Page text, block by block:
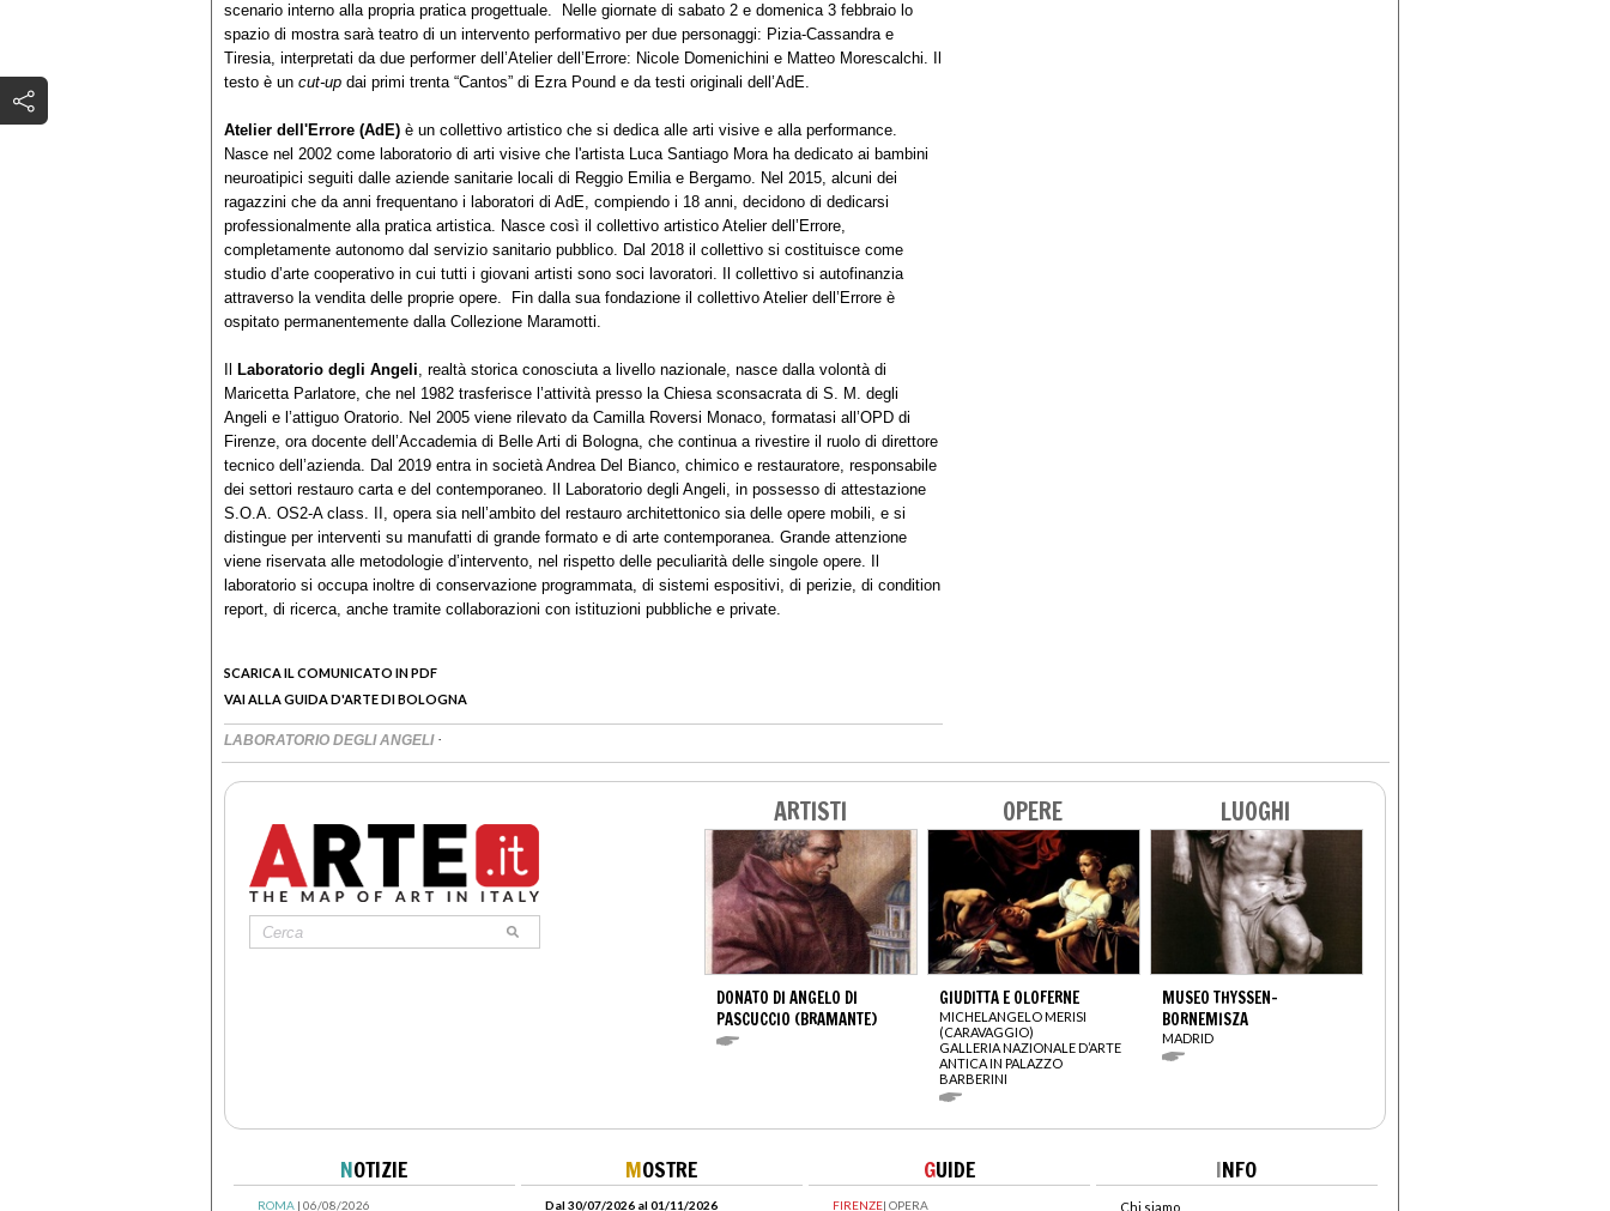
scenario interno alla propria pratica progettuale. Nelle giornate di sabato 2 e domenica 3 febbraio lo
spazio di mostra sarà teatro di un intervento performativo per due personaggi: Pizia-Cassandra e
Tiresia, interpretati da due performer dell’Atelier dell’Errore: Nicole Domenichini e Matteo Morescalchi. Il
testo è un cut-up dai primi trenta “Cantos” di Ezra Pound e da testi originali dell’AdE.
Atelier dell'Errore (AdE) è un collettivo artistico che si dedica alle arti visive e alla performance.
Nasce nel 2002 come laboratorio di arti visive che l'artista Luca Santiago Mora ha dedicato ai bambini
neuroatipici seguiti dalle aziende sanitarie locali di Reggio Emilia e Bergamo. Nel 2015, alcuni dei
ragazzini che da anni frequentano i laboratori di AdE, compiendo i 18 anni, decidono di dedicarsi
professionalmente alla pratica artistica. Nasce così il collettivo artistico Atelier dell’Errore,
completamente autonomo dal servizio sanitario pubblico. Dal 2018 il collettivo si costituisce come
studio d’arte cooperativo in cui tutti i giovani artisti sono soci lavoratori. Il collettivo si autofinanzia
attraverso la vendita delle proprie opere. Fin dalla sua fondazione il collettivo Atelier dell’Errore è
ospitato permanentemente dalla Collezione Maramotti.
Laboratorio degli Angeli, realtà storica conosciuta a livello nazionale, nasce dalla volontà di
Maricetta Parlatore, che nel 1982 trasferisce l’attività presso la Chiesa sconsacrata di S. M. degli
Angeli e l’attiguo Oratorio. Nel 2005 viene rilevato da Camilla Roversi Monaco, formatasi all’OPD di
Firenze, ora docente dell’Accademia di Belle Arti di Bologna, che continua a rivestire il ruolo di direttore
tecnico dell’azienda. Dal 2019 entra in società Andrea Del Bianco, chimico e restauratore, responsabile
dei settori restauro carta e del contemporaneo. Il Laboratorio degli Angeli, in possesso di attestazione
S.O.A. OS2-A class. II, opera sia nell’ambito del restauro architettonico sia delle opere mobili, e si
distingue per interventi su manufatti di grande formato e di arte contemporanea. Grande attenzione
viene riservata alle metodologie d’intervento, nel rispetto delle peculiarità delle singole opere. Il
laboratorio si occupa inoltre di conservazione programmata, di sistemi espositivi, di perizie, di condition
report, di ricerca, anche tramite collaborazioni con istituzioni pubbliche e private.
SCARICA IL COMUNICATO IN PDF
VAI ALLA GUIDA D'ARTE DI BOLOGNA
LABORATORIO DEGLI ANGELI ·
ARTISTI
DONATO DI ANGELO DI
PASCUCCIO (BRAMANTE)
OPERE
GIUDITTA E OLOFERNE
MICHELANGELO MERISI
(CARAVAGGIO)
GALLERIA NAZIONALE D’ARTE
ANTICA IN PALAZZO
BARBERINI
LUOGHI
MUSEO THYSSEN-
BORNEMISZA
MADRID
NOTIZIE
ROMA| 06/08/2026
MOSTRE
Dal 30/07/2026 al 01/11/2026
GUIDE
FIRENZE| OPERA
INFO
Chi siamo